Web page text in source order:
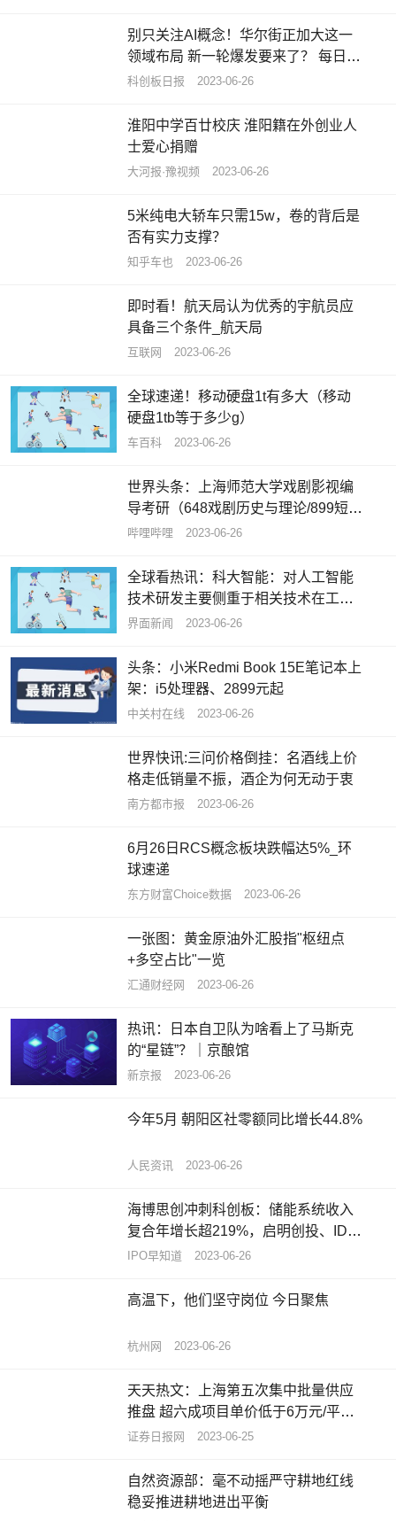
别只关注AI概念！华尔街正加大这一
领域布局 新一轮爆发要来了？ 每日热
点
科创板日报 2023-06-26
淮阳中学百廿校庆 淮阳籍在外创业人
士爱心捐赠
大河报·豫视频 2023-06-26
5米纯电大轿车只需15w，卷的背后是
否有实力支撑？
知乎车也 2023-06-26
即时看！航天局认为优秀的宇航员应
具备三个条件_航天局
互联网 2023-06-26
全球速递！移动硬盘1t有多大（移动
硬盘1tb等于多少g）
车百科 2023-06-26
世界头条：上海师范大学戏剧影视编
导考研（648戏剧历史与理论/899短片
剧本创作）经验分享
哔哩哔哩 2023-06-26
全球看热讯：科大智能：对人工智能
技术研发主要侧重于相关技术在工业
领域内的应用
界面新闻 2023-06-26
头条：小米Redmi Book 15E笔记本上
架：i5处理器、2899元起
中关村在线 2023-06-26
世界快讯:三问价格倒挂：名酒线上价
格走低销量不振，酒企为何无动于衷
南方都市报 2023-06-26
6月26日RCS概念板块跌幅达5%_环
球速递
东方财富Choice数据 2023-06-26
一张图：黄金原油外汇股指"枢纽点
+多空占比"一览
汇通财经网 2023-06-26
热讯：日本自卫队为啥看上了马斯克
的“星链”？｜京酿馆
新京报 2023-06-26
今年5月 朝阳区社零额同比增长44.8%
人民资讯 2023-06-26
海博思创冲刺科创板：储能系统收入
复合年增长超219%，启明创投、IDG
为股东 每日速讯
IPO早知道 2023-06-26
高温下，他们坚守岗位 今日聚焦
杭州网 2023-06-26
天天热文：上海第五次集中批量供应
推盘 超六成项目单价低于6万元/平方
米
证券日报网 2023-06-25
自然资源部：毫不动摇严守耕地红线
稳妥推进耕地进出平衡